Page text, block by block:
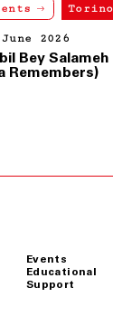
Merz
(The
Events
Educational
Support